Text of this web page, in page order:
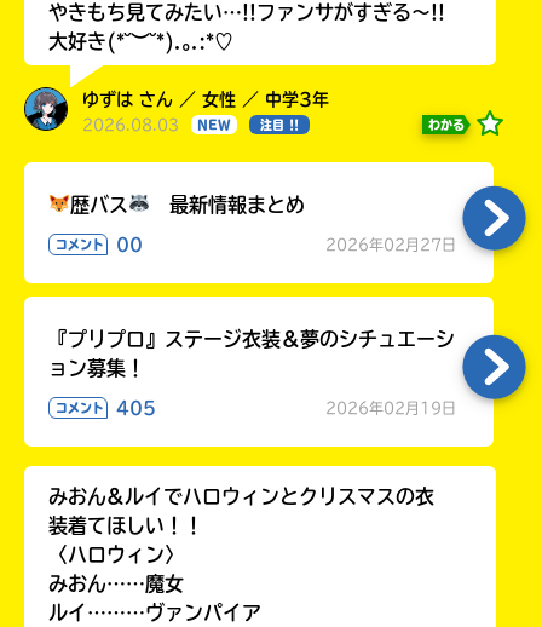
やきもち見てみたい…!!ファンサがすぎる〜!!
大好き(*˘︶˘*).｡.:*♡
ゆずは さん ／ 女性 ／ 中学3年
2026.08.03 NEW 注目 !! わかる
歴バス 最新情報まとめ
コメント 00 2026年02月27日
『プリプロ』ステージ衣装＆夢のシチュエーシ
ョン募集！
コメント 405 2026年02月19日
みおん&ルイでハロウィンとクリスマスの衣
装着てほしい！！
〈ハロウィン〉
みおん……魔女
ルイ………ヴァンパイア